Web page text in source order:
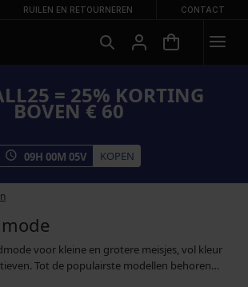
RUILEN EN RETOURNEREN CONTACT
= 25% KORTING
BOVEN € 60
09H 00M 04V KOPEN
voor kleine en grotere meisjes, vol kleur
Tot de populairste modellen behoren